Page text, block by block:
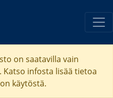
on saatavilla vain
Katso infosta lisää tietoa
käytöstä.